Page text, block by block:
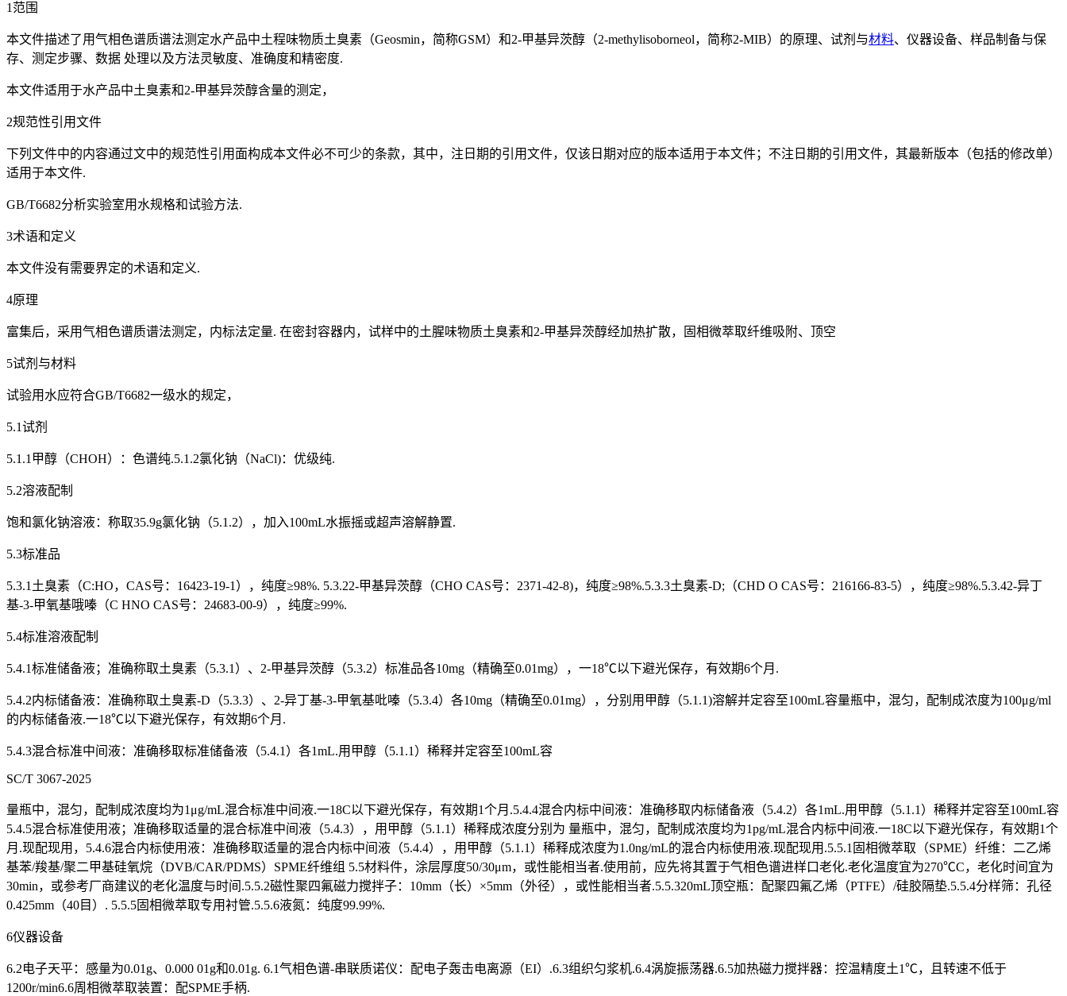
1范围
本文件描述了用气相色谱质谱法测定水产品中土程味物质土臭素（Geosmin，简称GSM）和2-甲基异茨醇（2-methylisoborneol，简称2-MIB）的原理、试剂与材料、仪器设备、样品制备与保
存、测定步骤、数据 处理以及方法灵敏度、准确度和精密度.
本文件适用于水产品中土臭素和2-甲基异茨醇含量的测定，
2规范性引用文件
下列文件中的内容通过文中的规范性引用面构成本文件必不可少的条款，其中，注日期的引用文件，仅该日期对应的版本适用于本文件；不注日期的引用文件，其最新版本（包括的修改单）
适用于本文件.
GB/T6682分析实验室用水规格和试验方法.
3术语和定义
本文件没有需要界定的术语和定义.
4原理
富集后，采用气相色谱质谱法测定，内标法定量. 在密封容器内，试样中的土腥味物质土臭素和2-甲基异茨醇经加热扩散，固相微萃取纤维吸附、顶空
5试剂与材料
试验用水应符合GB/T6682一级水的规定，
5.1试剂
5.1.1甲醇（CHOH）：色谱纯.5.1.2氯化钠（NaCl)：优级纯.
5.2溶液配制
饱和氯化钠溶液：称取35.9g氯化钠（5.1.2），加入100mL水振摇或超声溶解静置.
5.3标准品
5.3.1土臭素（C:HO，CAS号：16423-19-1），纯度≥98%. 5.3.22-甲基异茨醇（CHO CAS号：2371-42-8)，纯度≥98%.5.3.3土臭素-D;（CHD O CAS号：216166-83-5），纯度≥98%.5.3.42-异丁
基-3-甲氧基哦嗪（C HNO CAS号：24683-00-9），纯度≥99%.
5.4标准溶液配制
5.4.1标准储备液；准确称取土臭素（5.3.1）、2-甲基异茨醇（5.3.2）标准品各10mg（精确至0.01mg），一18℃以下避光保存，有效期6个月.
5.4.2内标储备液：准确称取土臭素-D（5.3.3）、2-异丁基-3-甲氧基吡嗪（5.3.4）各10mg（精确至0.01mg），分别用甲醇（5.1.1)溶解并定容至100mL容量瓶中，混匀，配制成浓度为100μg/ml
的内标储备液.一18℃以下避光保存，有效期6个月.
5.4.3混合标准中间液：准确移取标准储备液（5.4.1）各1mL.用甲醇（5.1.1）稀释并定容至100mL容
SC/T 3067-2025
量瓶中，混匀，配制成浓度均为1μg/mL混合标准中间液.一18C以下避光保存，有效期1个月.5.4.4混合内标中间液：准确移取内标储备液（5.4.2）各1mL.用甲醇（5.1.1）稀释并定容至100mL容
5.4.5混合标准使用液；准确移取适量的混合标准中间液（5.4.3），用甲醇（5.1.1）稀释成浓度分别为 量瓶中，混匀，配制成浓度均为1pg/mL混合内标中间液.一18C以下避光保存，有效期1个
月.现配现用，5.4.6混合内标使用液：准确移取适量的混合内标中间液（5.4.4），用甲醇（5.1.1）稀释成浓度为1.0ng/mL的混合内标使用液.现配现用.5.5.1固相微萃取（SPME）纤维：二乙烯
基苯/羧基/聚二甲基硅氧烷（DVB/CAR/PDMS）SPME纤维组 5.5材料件，涂层厚度50/30μm，或性能相当者.使用前，应先将其置于气相色谱进样口老化.老化温度宜为270℃C，老化时间宜为
30min，或参考厂商建议的老化温度与时间.5.5.2磁性聚四氟磁力搅拌子：10mm（长）×5mm（外径），或性能相当者.5.5.320mL顶空瓶：配聚四氟乙烯（PTFE）/硅胶隔垫.5.5.4分样筛：孔径
0.425mm（40目）. 5.5.5固相微萃取专用衬管.5.5.6液氮：纯度99.99%.
6仪器设备
6.2电子天平：感量为0.01g、0.000 01g和0.01g. 6.1气相色谱-串联质诺仪：配电子轰击电离源（EI）.6.3组织匀浆机.6.4涡旋振荡器.6.5加热磁力搅拌器：控温精度土1℃，且转速不低于
1200r/min6.6周相微萃取装置：配SPME手柄.